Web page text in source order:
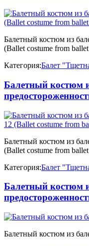
Балетный костюм из
(Ballet costume from
Категория:Балет
Балетный костюм
Балетный костюм из
(Ballet costume from
Категория:Балет
Балетный костюм
Балетный костюм из